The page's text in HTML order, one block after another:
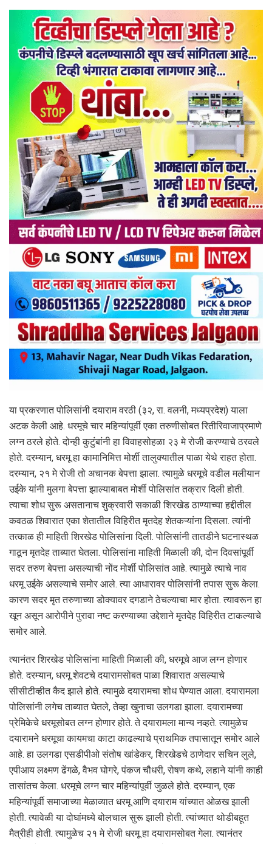
या प्रकरणात पोलिसांनी दयाराम वरठी (३२, रा. वलनी, मध्यप्रदेश) याला
अटक केली आहे. धरमूचे चार महिन्यांपूर्वी एका तरुणीसोबत रितीरिवाजाप्रमाणे
लग्न ठरले होते. दोन्ही कुटुंबांनी हा विवाहसोहळा २३ मे रोजी करण्याचे ठरवले
होते. दरम्यान, धरमू हा कामानिमित्त मोर्शी तालुक्यातील पाळा येथे राहत होता.
दरम्यान, २१ मे रोजी तो अचानक बेपत्ता झाला. त्यामुळे धरमूचे वडील मलीयान
उईके यांनी मुलगा बेपत्ता झाल्याबाबत मोर्शी पोलिसांत तक्रार दिली होती.
त्याचा शोध सुरू असतानाच शुक्रवारी सकाळी शिरखेड ठाण्याच्या हद्दीतील
कवठळ शिवारात एका शेतातील विहिरीत मृतदेह शेतकऱ्यांना दिसला. त्यांनी
तत्काळ ही माहिती शिरखेड पोलिसांना दिली. पोलिसांनी तातडीने घटनास्थळ
गाठून मृतदेह ताब्यात घेतला. पोलिसांना माहिती मिळाली की, दोन दिवसांपूर्वी
सदर तरुण बेपत्ता असल्याची नोंद मोर्शी पोलिसांत आहे. त्यामुळे त्याचे नाव
धरमू उईके असल्याचे समोर आले. त्या आधारावर पोलिसांनी तपास सुरू केला.
कारण सदर मृत तरुणाच्या डोक्यावर दगडाने ठेचल्याचा मार होता. त्यावरून हा
खून असून आरोपीने पुरावा नष्ट करण्याच्या उद्देशाने मृतदेह विहिरीत टाकल्याचे
समोर आले.
त्यानंतर शिरखेड पोलिसांना माहिती मिळाली की, धरमूचे आज लग्न होणार
होते. दरम्यान, धरमू शेवटचे दयारामसोबत पाळा शिवारात असल्याचे
सीसीटीव्हीत कैद झाले होते. त्यामुळे दयारामचा शोध घेण्यात आला. दयारामला
पोलिसांनी लगेच ताब्यात घेतले, तेव्हा खुनाचा उलगडा झाला. दयारामच्या
प्रेमिकेचे धरमूसोबत लग्न होणार होते. ते दयारामला मान्य नव्हते. त्यामुळेच
दयारामने धरमूचा कायमचा काटा काढल्याचे प्राथमिक तपासातून समोर आले
आहे. हा उलगडा एसडीपीओ संतोष खांडेकर, शिरखेडचे ठाणेदार सचिन लुले,
एपीआय लक्ष्मण ढेंगळे, वैभव घोगरे, पंकज चौधरी, रोषण कथे, लहाने यांनी काही
तासांतच केला. धरमूचे लग्न चार महिन्यांपूर्वी जुळले होते. दरम्यान, एक
महिन्यांपूर्वी समाजाच्या मेळाव्यात धरमू आणि दयाराम यांच्यात ओळख झाली
होती. त्यावेळी या दोघांमध्ये बोलचाल सुरू झाली होती. त्यांच्यात थोडीबहूत
मैत्रीही होती. त्यामुळेच २१ मे रोजी धरमू हा दयारामसोबत गेला. त्यानंतर